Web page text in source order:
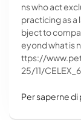
ns who act
practicing as
bject to
eyond what is
ttps://
25/11/
Per saperne di